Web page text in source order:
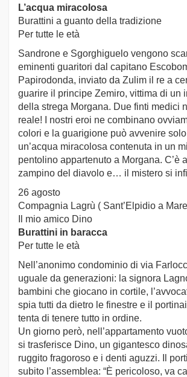
L’acqua miracolosa
Burattini a guanto della tradizione
Per tutte le età
Sandrone e Sgorghiguelo vengono
eminenti guaritori dal capitano
Papirodonda, inviato da Zulim il re a
guarire il principe Zemiro, vittima di un
della strega Morgana. Due finti medici
reale! I nostri eroi ne combinano
colori e la guarigione può avvenire
un’acqua miracolosa contenuta in un
pentolino appartenuto a Morgana. C’è
zampino del diavolo e… il mistero si
26 agosto
Compagnia Lagrù ( Sant’Elpidio a
Il mio amico Dino
Burattini in baracca
Per tutte le età
Nell’anonimo condominio di via
uguale da generazioni: la signora
bambini che giocano in cortile,
spia tutti da dietro le finestre e il
tenta di tenere tutto in ordine.
Un giorno però, nell’appartamento
si trasferisce Dino, un gigantesco
ruggito fragoroso e i denti aguzzi. Il
subito l’assemblea: “È pericoloso, va